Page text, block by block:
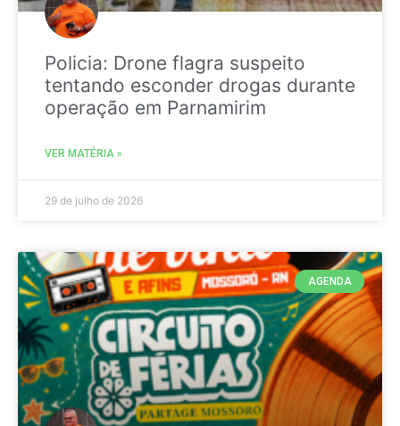
Policia: Drone flagra suspeito
tentando esconder drogas durante
operação em Parnamirim
VER MATÉRIA »
29 de julho de 2026
AGENDA